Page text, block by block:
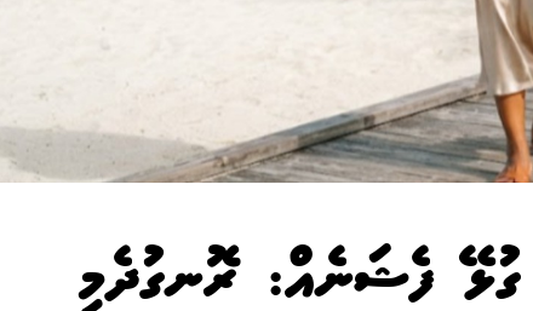
ފެޝަނެއް: ރޮނގުދެމި